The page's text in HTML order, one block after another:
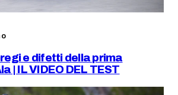
e difetti della prima
| IL VIDEO DEL TEST